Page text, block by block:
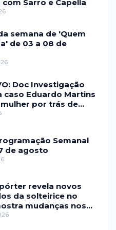
com Sarro e Capella
semana de 'Quem
de 03 a 08 de
Doc Investigação
caso Eduardo Martins
por trás de
Semanal
de agosto
revela novos
da solteirice no
mudanças nos